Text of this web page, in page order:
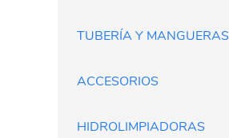
TUBERÍA Y MANGUERAS
ACCESORIOS
HIDROLIMPIADORAS